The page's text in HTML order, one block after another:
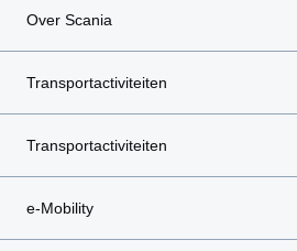
Over Scania
Transportactiviteiten
Transportactiviteiten
e-Mobility